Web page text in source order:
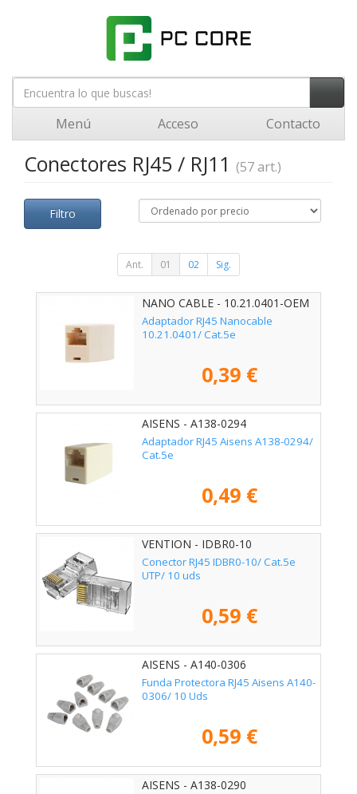
Menú Acceso Contacto
Conectores RJ45 / RJ11 (57 art.)
Filtro
Ant. 01 02 Sig.
NANO CABLE - 10.21.0401-OEM
Adaptador RJ45 Nanocable
10.21.0401/ Cat.5e
0,39 €
AISENS - A138-0294
Adaptador RJ45 Aisens A138-0294/
Cat.5e
0,49 €
VENTION - IDBR0-10
Conector RJ45 IDBR0-10/ Cat.5e
UTP/ 10 uds
0,59 €
AISENS - A140-0306
Funda Protectora RJ45 Aisens A140-
0306/ 10 Uds
0,59 €
AISENS - A138-0290